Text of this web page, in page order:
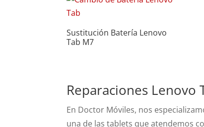
precio:
a
Sustitución Batería Lenovo
Tab M7
Reparaciones Lenovo
En Doctor Móviles, nos
una de las tablets que atendemos